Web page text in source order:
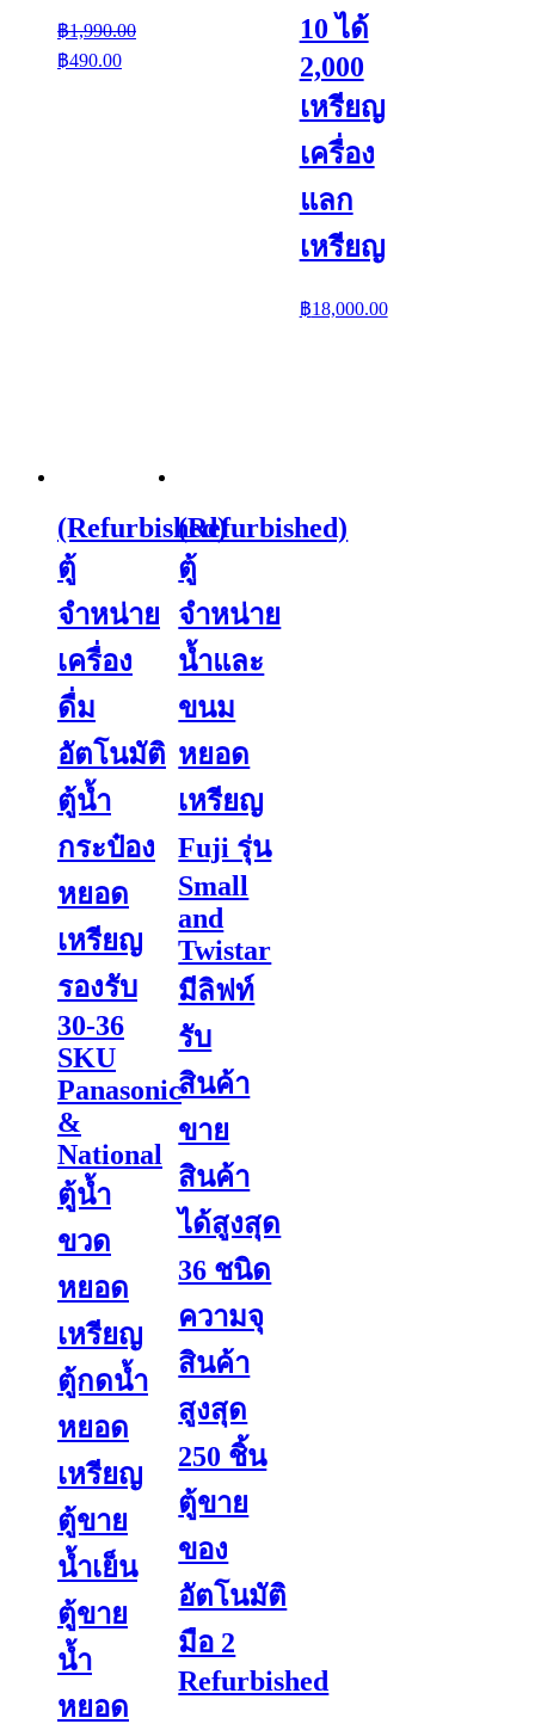
฿1,990.00
Original
price
฿490.00Current
price
10 ได้
2,000
เหรียญ
เครื่อง
แลก
เหรียญ
฿18,000.00
(Refurbished)
ตู้
จำหน่าย
เครื่อง
ดื่ม
อัตโนมัติ
ตู้น้ำ
กระป๋อง
หยอด
เหรียญ
รองรับ
30-36
SKU
Panasonic
&
National
ตู้น้ำ
ขวด
หยอด
เหรียญ
ตู้กดน้ำ
หยอด
เหรียญ
ตู้ขาย
น้ำเย็น
ตู้ขาย
น้ำ
หยอด
(Refurbished)
ตู้
จำหน่าย
น้ำและ
ขนม
หยอด
เหรียญ
Fuji รุ่น
Small
and
Twistar
มีลิฟท์
รับ
สินค้า
ขาย
สินค้า
ได้สูงสุด
36 ชนิด
ความจุ
สินค้า
สูงสุด
250 ชิ้น
ตู้ขาย
ของ
อัตโนมัติ
มือ 2
Refurbished